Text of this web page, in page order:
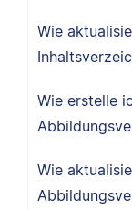
Wie
Wie erstelle
Wie